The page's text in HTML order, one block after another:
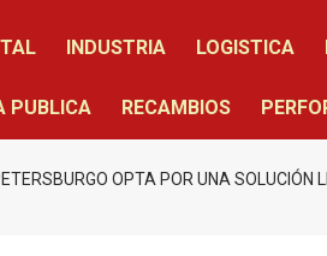
INDUSTRIA LOGISTICA
PUBLICA RECAMBIOS
OPTA POR UNA SOLUCIÓN